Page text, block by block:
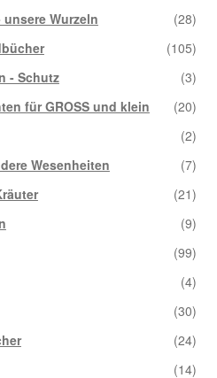
Wurzeln
(28)
(105)
- Schutz
(3)
für GROSS und klein
(20)
(2)
Wesenheiten
(7)
(21)
(9)
(99)
(4)
(30)
(24)
(14)